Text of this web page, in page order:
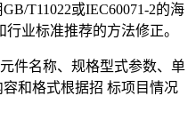
T11022或IEC60071-2的海
业标准推荐的方法修正。
件名称、规格型式参数、单
和格式根据招 标项目情况